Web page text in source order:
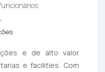
e de alto valor
e facilities. Com